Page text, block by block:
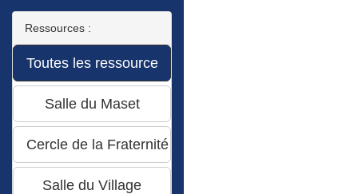
Ressources :